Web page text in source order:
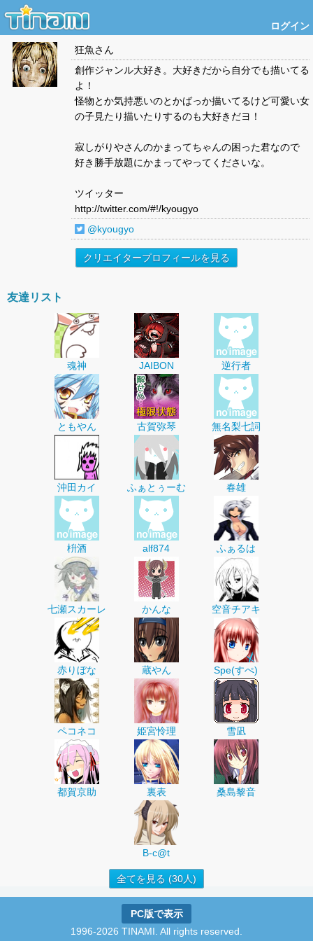
ログイン
狂魚さん
創作ジャンル大好き。大好きだから自分でも描いてる
よ！
怪物とか気持悪いのとかばっか描いてるけど可愛い女
の子見たり描いたりするのも大好きだヨ！
寂しがりやさんのかまってちゃんの困った君なので
好き勝手放題にかまってやってくださいな。
ツイッター
http://twitter.com/#!/kyougyo
@kyougyo
クリエイタープロフィールを見る
友達リスト
魂神 JAIBON 逆行者
ともやん 古賀弥琴 無名梨七詞
沖田カイ ふぁとぅーむ 春雄
枡酒 alf874 ふぁるは
七瀬スカーレ かんな 空音チアキ
赤りぼな 蔵やん Spe(すぺ)
ペコネコ 姫宮怜理 雪凪
都賀京助 裏表 桑島黎音
B-c@t
全てを見る (30人)
PC版で表示
1996-2026 TINAMI. All rights reserved.